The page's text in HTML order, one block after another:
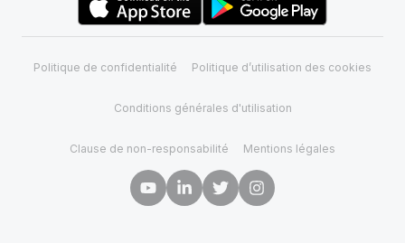
Politique de confidentialité Politique d’utilisation des cookies
Conditions générales d'utilisation
Clause de non-responsabilité Mentions légales